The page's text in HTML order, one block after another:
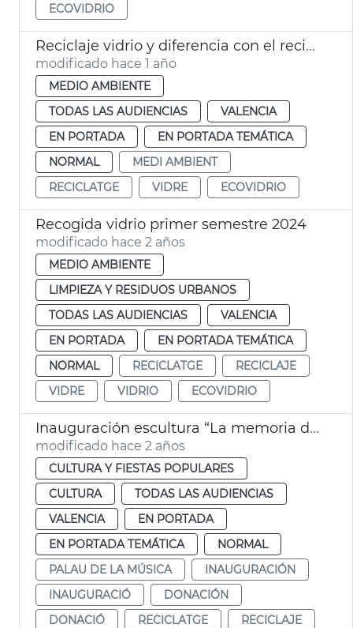
ECOVIDRIO
Reciclaje vidrio y diferencia con el reciclaje cristal
modificado hace 1 año
MEDIO AMBIENTE
TODAS LAS AUDIENCIAS
VALENCIA
EN PORTADA
EN PORTADA TEMÁTICA
NORMAL
MEDI AMBIENT
RECICLATGE
VIDRE ECOVIDRIO
Recogida vidrio primer semestre 2024
modificado hace 2 años
MEDIO AMBIENTE
LIMPIEZA Y RESIDUOS URBANOS
TODAS LAS AUDIENCIAS
VALENCIA
EN PORTADA
EN PORTADA TEMÁTICA
NORMAL
RECICLATGE
RECICLAJE
VIDRE
VIDRIO ECOVIDRIO
Inauguración escultura “La memoria del vidrio” en el Palau
modificado hace 2 años
CULTURA Y FIESTAS POPULARES
CULTURA
TODAS LAS AUDIENCIAS
VALENCIA
EN PORTADA
EN PORTADA TEMÁTICA
NORMAL
PALAU DE LA MÚSICA
INAUGURACIÓN
INAUGURACIÓ
DONACIÓN
DONACIÓ
RECICLATGE
RECICLAJE